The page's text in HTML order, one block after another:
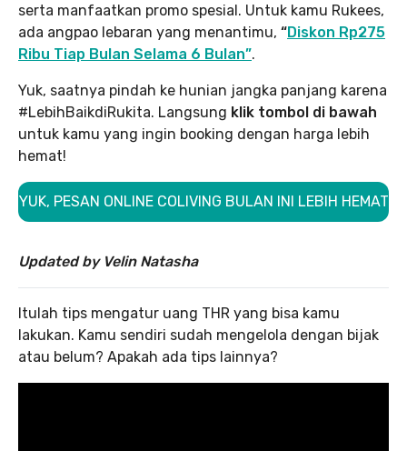
serta manfaatkan promo spesial. Untuk kamu Rukees,
ada angpao lebaran yang menantimu, “Diskon Rp275
Ribu Tiap Bulan Selama 6 Bulan”.
Yuk, saatnya pindah ke hunian jangka panjang karena
#LebihBaikdiRukita. Langsung klik tombol di bawah
untuk kamu yang ingin booking dengan harga lebih
hemat!
YUK, PESAN ONLINE COLIVING BULAN INI LEBIH HEMAT
Updated by Velin Natasha
Itulah tips mengatur uang THR yang bisa kamu
lakukan. Kamu sendiri sudah mengelola dengan bijak
atau belum? Apakah ada tips lainnya?